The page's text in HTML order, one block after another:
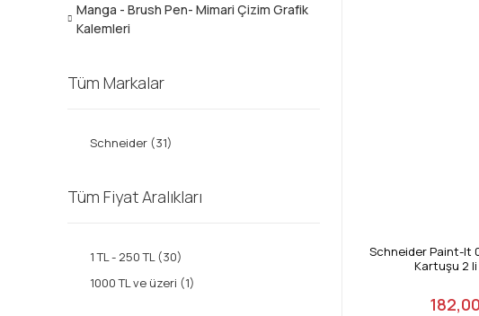
Manga - Brush Pen- Mimari Çizim Grafik
Kalemleri
Tüm Markalar
Schneider (31)
Tüm Fiyat Aralıkları
1 TL - 250 TL (30)
1000 TL ve üzeri (1)
Schneider Paint-It
Kartuşu 2